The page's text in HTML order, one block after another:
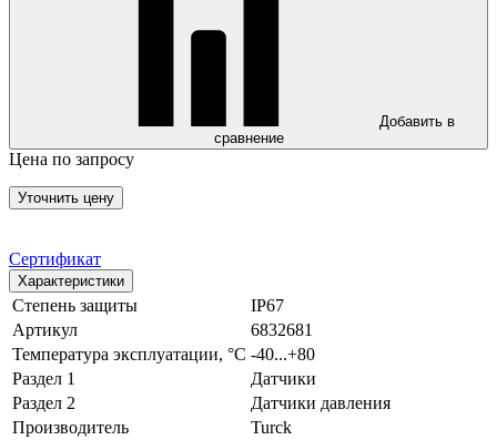
Добавить в
сравнение
Цена по запросу
Уточнить цену
Сертификат
Характеристики
Степень защиты
IP67
Артикул
6832681
Температура эксплуатации, °С -40...+80
Раздел 1
Датчики
Раздел 2
Датчики давления
Производитель
Turck